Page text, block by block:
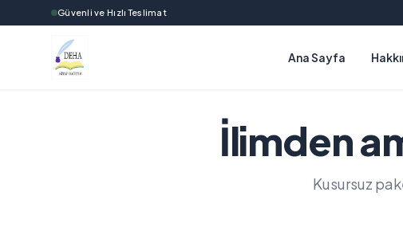
Güvenli ve Hızlı Teslimat
Ana Sayfa
İlimden
Kusursuz